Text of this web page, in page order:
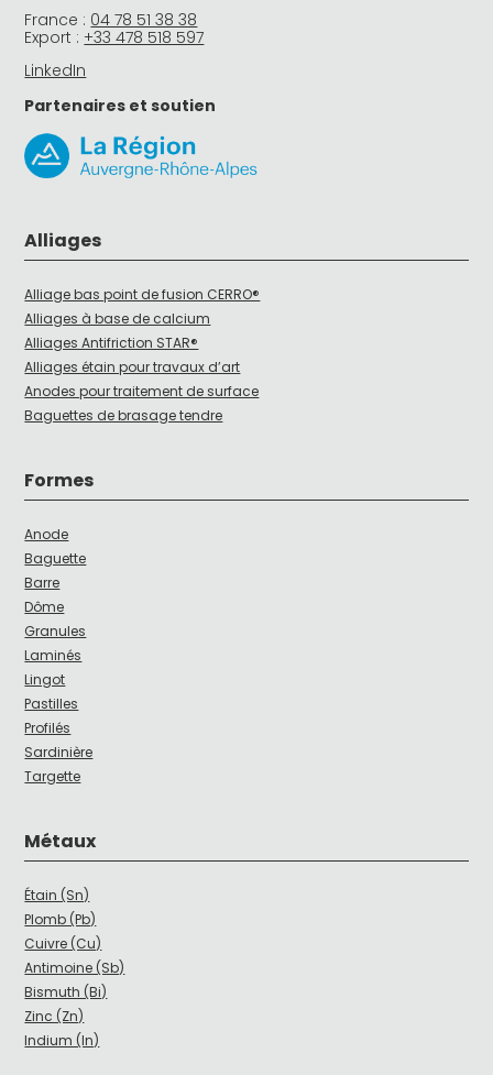
France : 04 78 51 38 38
Export : +33 478 518 597
LinkedIn
Partenaires et soutien
Alliages
Alliage bas point de fusion CERRO®
Alliages à base de calcium
Alliages Antifriction STAR®
Alliages étain pour travaux d’art
Anodes pour traitement de surface
Baguettes de brasage tendre
Formes
Anode
Baguette
Barre
Dôme
Granules
Laminés
Lingot
Pastilles
Profilés
Sardinière
Targette
Métaux
Étain (Sn)
Plomb (Pb)
Cuivre (Cu)
Antimoine (Sb)
Bismuth (Bi)
Zinc (Zn)
Indium (In)